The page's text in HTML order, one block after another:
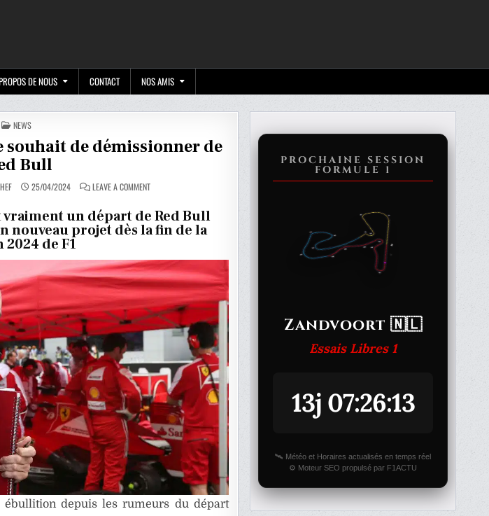
DE NOUS CONTACT NOS AMIS
POSTED
IN
NEWS
souhait de démissionner de
Bull
25/04/2024 LEAVE A COMMENTON
EXPRIMÉ
LE
SOUHAIT
DE
RED
BULL
vraiment un départ de Red Bull
projet dès la fin de la
2024 de F1
depuis les rumeurs du départ
PROCHAINE SESSION
FORMULE 1
Zandvoort 🇳🇱
Essais Libres 1
13j 07:26:13
🛰️ Météo et Horaires actualisés en temps réel
⚙️ Moteur SEO propulsé par F1ACTU